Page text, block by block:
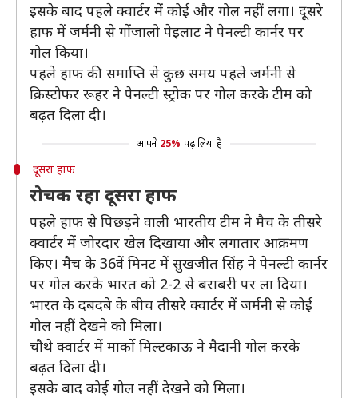
इसके बाद पहले क्वार्टर में कोई और गोल नहीं लगा। दूसरे
हाफ में जर्मनी से गोंजालो पेइलाट ने पेनल्टी कार्नर पर
गोल किया।
पहले हाफ की समाप्ति से कुछ समय पहले जर्मनी से
क्रिस्टोफर रूहर ने पेनल्टी स्ट्रोक पर गोल करके टीम को
बढ़त दिला दी।
आपने 25% पढ़ लिया है
दूसरा हाफ
रोचक रहा दूसरा हाफ
पहले हाफ से पिछड़ने वाली भारतीय टीम ने मैच के तीसरे
क्वार्टर में जोरदार खेल दिखाया और लगातार आक्रमण
किए। मैच के 36वें मिनट में सुखजीत सिंह ने पेनल्टी कार्नर
पर गोल करके भारत को 2-2 से बराबरी पर ला दिया।
भारत के दबदबे के बीच तीसरे क्वार्टर में जर्मनी से कोई
गोल नहीं देखने को मिला।
चौथे क्वार्टर में मार्को मिल्टकाऊ ने मैदानी गोल करके
बढ़त दिला दी।
इसके बाद कोई गोल नहीं देखने को मिला।